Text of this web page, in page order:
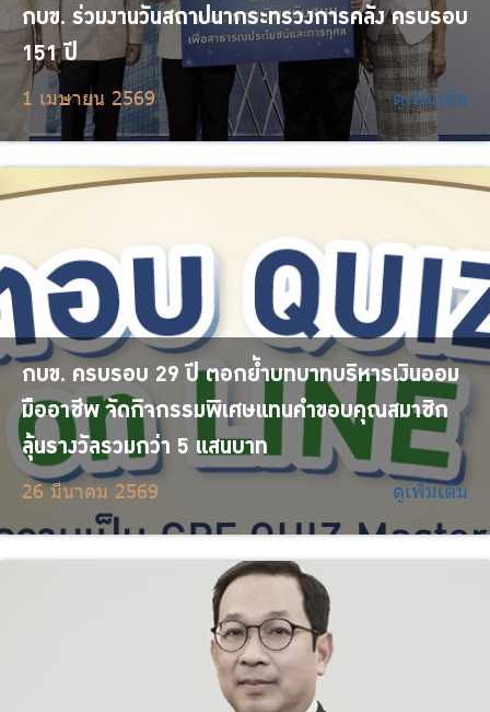
กบข. ร่วมงานวันสถาปนากระทรวงการคลัง ครบรอบ
151 ปี
1 เมษายน 2569 ดูเพิ่มเติม
กบข. ครบรอบ 29 ปี ตอกย้ำบทบาทบริหารเงินออม
มืออาชีพ จัดกิจกรรมพิเศษแทนคำขอบคุณสมาชิก
ลุ้นรางวัลรวมกว่า 5 แสนบาท
26 มีนาคม 2569 ดูเพิ่มเติม